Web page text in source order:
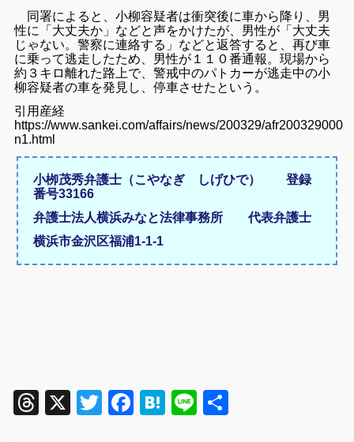
同署によると、小柳容疑者は衝突後に車から降り、男
性に「大丈夫か」などと声をかけたが、男性が「大丈夫
じゃない。警察に連絡する」などと返答すると、再び車
に乗って逃走したため、男性が１１０番通報。現場から
約３キロ離れた路上で、警戒中のパトカーが逃走中の小
柳容疑者の車を発見し、停車させたという。
引用産経
https://www.sankei.com/affairs/news/200329/afr2003290005-
n1.html
小栁茂秀弁護士（こやなぎ しげひで） 登録
番号33166
弁護士法人横浜みなと法律事務所 代表弁護士
横浜市金沢区福浦1-1-1
Threads
X TwitterFacebook
Hatena
Line